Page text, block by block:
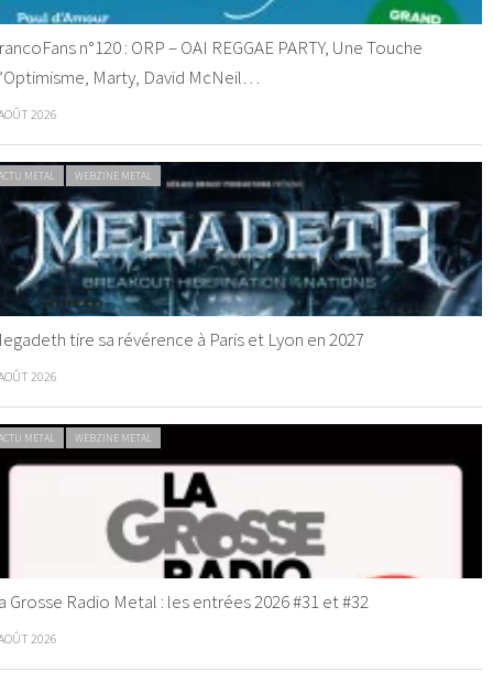
n°120 : ORP – OAI REGGAE PARTY, Une Touche
Marty, David McNeil…
2026
METAL WEBZINE METAL
tire sa révérence à Paris et Lyon en 2027
2026
METAL WEBZINE METAL
Grosse Radio Metal : les entrées 2026 #31 et #32
2026